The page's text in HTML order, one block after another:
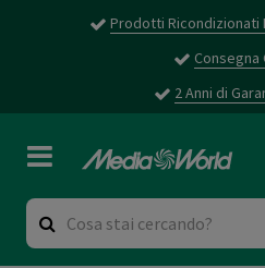
Prodotti Ricondizionati
Consegna
2 Anni di